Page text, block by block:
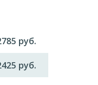
руб.
руб.